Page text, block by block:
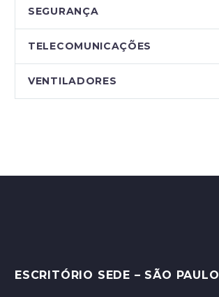
SEGURANÇA
TELECOMUNICAÇÕES
VENTILADORES
ESCRITÓRIO SEDE – SÃO PAULO